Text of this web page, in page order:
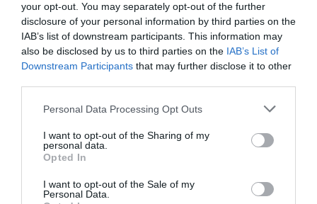
your opt-out. You may separately opt-out of the further
disclosure of your personal information by third parties on the
IAB’s list of downstream participants. This information may
also be disclosed by us to third parties on the IAB’s List of
Downstream Participants that may further disclose it to other
Personal Data Processing Opt Outs
I want to opt-out of the Sharing of my
personal data.
Opted In
I want to opt-out of the Sale of my
Personal Data.
Hoy destacamos
ECONOMÍA
Telefónica. Situación límite: bronca en Reino
Enrique Goñi reivindica la Presidencia